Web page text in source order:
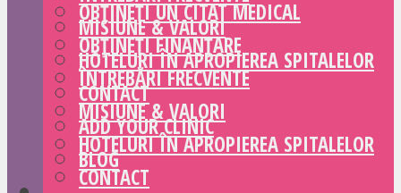
MISIUNE & VALORI
HOTELURI ÎN APROPIEREA SPITALELOR
CONTACT
ADD YOUR CLINIC
BLOG
OBȚINEȚI UN CITAT MEDICAL
OBȚINEȚI FINANȚARE
ÎNTREBĂRI FRECVENTE
MISIUNE & VALORI
HOTELURI ÎN APROPIEREA SPITALELOR
CONTACT